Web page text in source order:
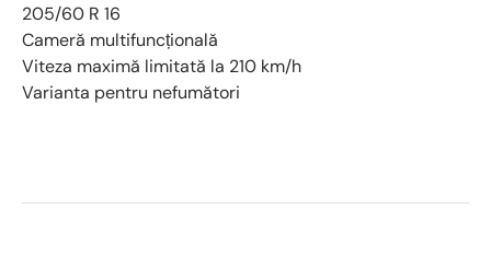
205/60 R 16
Cameră multifuncțională
Viteza maximă limitată la 210 km/h
Varianta pentru nefumători